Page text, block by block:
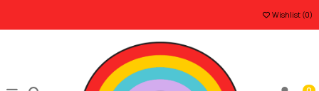
Wishlist (0)